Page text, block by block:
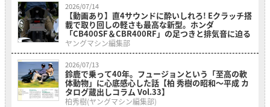
2026/07/14
【動画あり】直4サウンドに酔いしれろ! Eクラッチ搭
載で取り回しの軽さも最高な新型。ホンダ
「CB400SF＆CBR400RF」の足つきと排気音に迫る
ヤングマシン編集部
2026/07/13
鈴鹿で乗って40年。フュージョンという「至高の軟
体動物」に心底感心した話【柏 秀樹の昭和〜平成 カ
タログ蔵出しコラム Vol.33】
柏秀樹(ヤングマシン編集部)